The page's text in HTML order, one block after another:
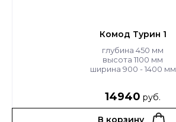
Комод Турин 1
глубина 450 мм
высота 1100 мм
ширина 900 - 1400 мм
14940 руб.
В корзину